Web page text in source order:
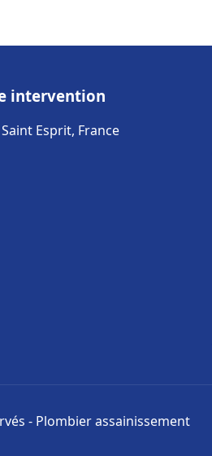
intervention
Esprit, France
- Plombier assainissement